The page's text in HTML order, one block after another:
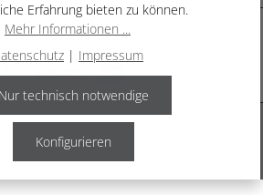
Mehrwertsteuer zzgl.
Erfahrung bieten zu können.
Mehr Informationen ...
| Impressum
Nur technisch notwendige
Konfigurieren